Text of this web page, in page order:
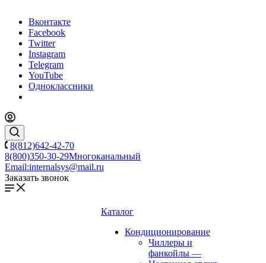
Вконтакте
Facebook
Twitter
Instagram
Telegram
YouTube
Одноклассники
8(812)642-42-70
8(800)350-30-29Многоканальный
Email:internalsys@mail.ru
Заказать звонок
Каталог
Кондиционирование
Чиллеры и
фанкойлы —